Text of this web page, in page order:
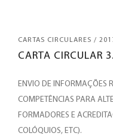
CARTAS CIRCULARES /
CARTA CIRCULAR
ENVIO DE INFORMAÇÕES
COMPETÊNCIAS PARA
FORMADORES E
COLÓQUIOS, ETC).